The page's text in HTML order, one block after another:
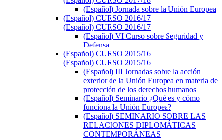
(Español) Jornada sobre la Unión Europea
(Español) CURSO 2016/17
(Español) CURSO 2016/17
(Español) VI Curso sobre Seguridad y
Defensa
(Español) CURSO 2015/16
(Español) CURSO 2015/16
(Español) III Jornadas sobre la acción
exterior de la Unión Europea en materia de
protección de los derechos humanos
(Español) Seminario ¿Qué es y cómo
funciona la Unión Europea?
(Español) SEMINARIO SOBRE LAS
RELACIONES DIPLOMÁTICAS
CONTEMPORÁNEAS